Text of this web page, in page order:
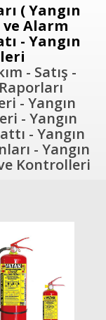
( Yangın
ve Alarm
- Yangın
- Satış -
- Yangın
- Yangın
- Yangın
- Yangın
Kontrolleri